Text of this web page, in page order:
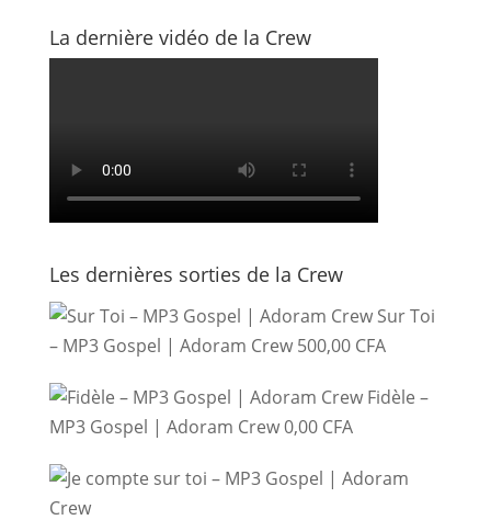
La dernière vidéo de la Crew
Les dernières sorties de la Crew
Sur Toi
– MP3 Gospel | Adoram Crew 500,00 CFA
Fidèle –
MP3 Gospel | Adoram Crew0,00 CFA